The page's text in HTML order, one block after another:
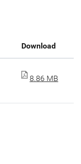
Download
8.86 MB